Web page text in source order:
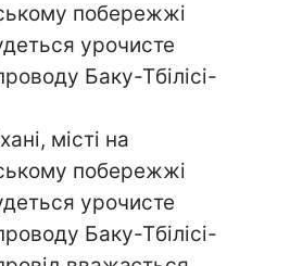
побережжі
урочисте
Баку-Тбілісі-
місті на
побережжі
урочисте
Баку-Тбілісі-